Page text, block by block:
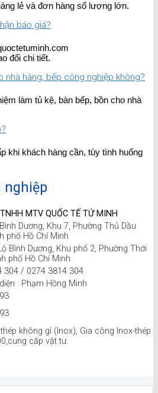
lẻ và đơn hàng số lượng lớn.
báo giá?
đổi chi tiết.
nhà hàng, bếp công nghiệp không?
làm tủ kệ, bàn bếp, bồn cho nhà
khi khách hàng cần, tùy tình huống
nghiệp
MTV QUỐC TẾ TỨ MINH
Dương, Khu 7, Phường Thủ Dầu
phố Hồ Chí Minh
Bình Dương, Khu phố 2, Phường Thới
phố Hồ Chí Minh
304 / 0274 3814 304
: Phạm Hồng Minh
không gỉ (Inox), Gia công Inox-thép
cấp vật tư.